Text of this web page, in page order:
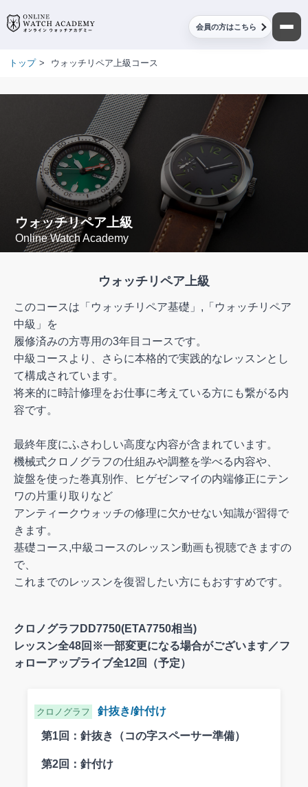
会員の方はこちら
トップ > ウォッチリペア上級コース
ウォッチリペア上級
Online Watch Academy
ウォッチリペア上級
このコースは「ウォッチリペア基礎」,「ウォッチリペア
中級」を
履修済みの方専用の3年目コースです。
中級コースより、さらに本格的で実践的なレッスンとし
て構成されています。
将来的に時計修理をお仕事に考えている方にも繋がる内
容です。
最終年度にふさわしい高度な内容が含まれています。
機械式クロノグラフの仕組みや調整を学べる内容や、
旋盤を使った巻真別作、ヒゲゼンマイの内端修正にテン
ワの片重り取りなど
アンティークウォッチの修理に欠かせない知識が習得で
きます。
基礎コース,中級コースのレッスン動画も視聴できますの
で、
これまでのレッスンを復習したい方にもおすすめです。
クロノグラフDD7750(ETA7750相当)
レッスン全48回※一部変更になる場合がございます／フ
ォローアップライブ全12回（予定）
クロノグラフ 針抜き/針付け
第1回：針抜き（コの字スペーサー準備）
第2回：針付け